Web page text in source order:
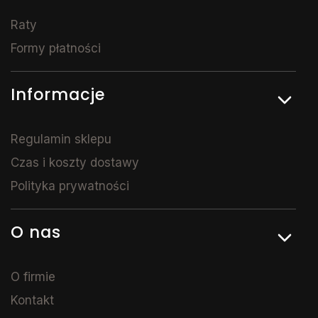
Raty
Formy płatności
Informacje
Regulamin sklepu
Czas i koszty dostawy
Polityka prywatności
O nas
O firmie
Kontakt